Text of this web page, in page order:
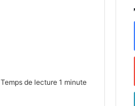
Temps de lecture 1 minute